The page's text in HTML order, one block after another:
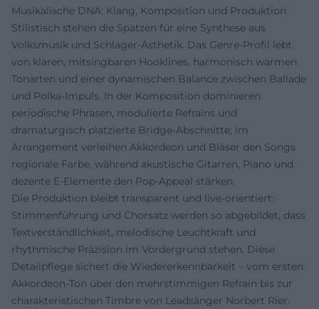
Musikalische DNA: Klang, Komposition und Produktion
Stilistisch stehen die Spatzen für eine Synthese aus
Volksmusik und Schlager-Ästhetik. Das Genre-Profil lebt
von klaren, mitsingbaren Hooklines, harmonisch warmen
Tonarten und einer dynamischen Balance zwischen Ballade
und Polka-Impuls. In der Komposition dominieren
periodische Phrasen, modulierte Refrains und
dramaturgisch platzierte Bridge-Abschnitte; im
Arrangement verleihen Akkordeon und Bläser den Songs
regionale Farbe, während akustische Gitarren, Piano und
dezente E-Elemente den Pop-Appeal stärken.
Die Produktion bleibt transparent und live-orientiert:
Stimmenführung und Chorsatz werden so abgebildet, dass
Textverständlichkeit, melodische Leuchtkraft und
rhythmische Präzision im Vordergrund stehen. Diese
Detailpflege sichert die Wiedererkennbarkeit – vom ersten
Akkordeon-Ton über den mehrstimmigen Refrain bis zur
charakteristischen Timbre von Leadsänger Norbert Rier.